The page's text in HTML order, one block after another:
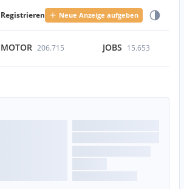
Registrieren Neue Anzeige aufgeben
206.715 JOBS 15.653